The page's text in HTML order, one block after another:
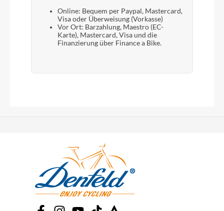
Online: Bequem per Paypal, Mastercard,
Visa oder Überweisung (Vorkasse)
Vor Ort: Barzahlung, Maestro (EC-
Karte), Mastercard, Visa und die
Finanzierung über Finance a Bike.